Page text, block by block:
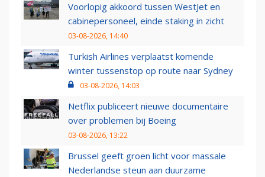
Voorlopig akkoord tussen WestJet en
cabinepersoneel, einde staking in zicht
03-08-2026, 14:40
Turkish Airlines verplaatst komende
winter tussenstop op route naar Sydney
03-08-2026, 14:03
Netflix publiceert nieuwe documentaire
over problemen bij Boeing
03-08-2026, 13:22
Brussel geeft groen licht voor massale
Nederlandse steun aan duurzame